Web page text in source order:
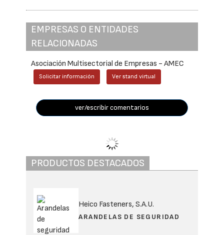
EMPRESAS O ENTIDADES
RELACIONADAS
Asociación Multisectorial de Empresas - AMEC
Solicitar información Ver stand virtual
ver/escribir comentarios
OPG consolida y
estabiliza un terraplén
ferroviario en la línea
Calatayud – Valencia
Redacción Interempresas